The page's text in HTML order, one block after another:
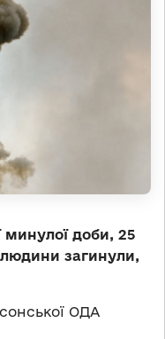
минулої доби, 25
загинули,
ОДА